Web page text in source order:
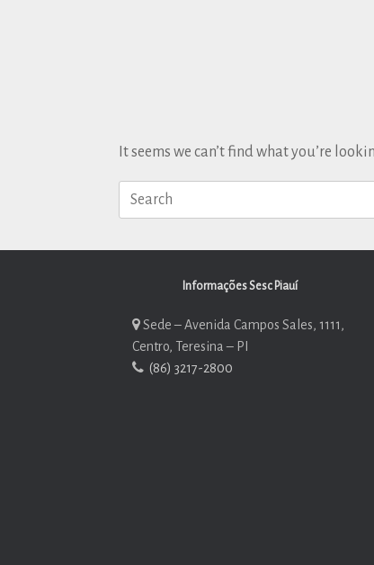
It seems we can’t find what you’re
Search
for:
Informações Sesc Piauí
Sede – Avenida Campos Sales, 1111,
Centro, Teresina – PI
(86) 3217-2800